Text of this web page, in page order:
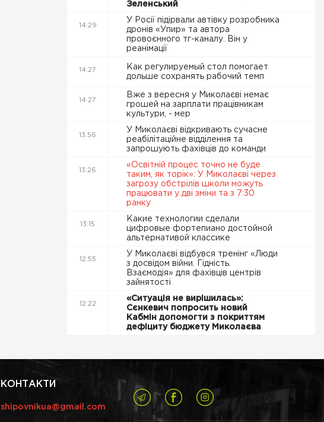
Зеленський
14:29
У Росії підірвали автівку розробника
дронів «Упир» та автора
провоєнного тг-каналу. Він у
реанімації
14:27
Как регулируемый стол помогает
дольше сохранять рабочий темп
14:27
Вже з вересня у Миколаєві немає
грошей на зарплати працівникам
культури, - мер
13:56
У Миколаєві відкривають сучасне
реабілітаційне відділення та
запрошують фахівців до команди
13:26
«Освітній процес точно не буде
таким, як торік»: У Миколаєві через
загрозу обстрілів школи можуть
працювати у дві зміни та з 7:30
ранку
13:15
Какие технологии сделали
цифровые фортепиано достойной
альтернативой классике
12:55
У Миколаєві відбувся тренінг «Люди
з досвідом війни. Гідність.
Взаємодія» для фахівців центрів
зайнятості
12:22
«Ситуація не вирішилась»:
Сєнкевич попросить новий
Кабмін допомогти з покриттям
дефіциту бюджету Миколаєва
КОНТАКТИ
shipovnikua@gmail.com